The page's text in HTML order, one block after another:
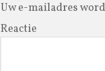
Uw e-mailadres
Reactie